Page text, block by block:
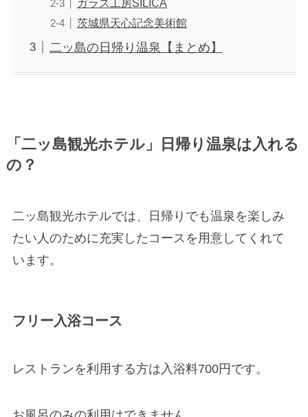
ガラス工房SILICA
茨城県天心記念美術館
二ッ島の日帰り温泉【まとめ】
「二ッ島観光ホテル」日帰り温泉は入れる
の？
二ッ島観光ホテルでは、日帰りでも温泉を楽しみ
たい人のために充実したコースを用意してくれて
います。
フリー入浴コース
レストランを利用する方は入浴料700円です。